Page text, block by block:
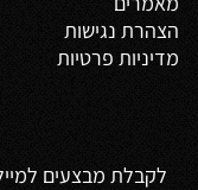
הצהרת נגישות
מדיניות פרטיות
לקבלת מבצעים